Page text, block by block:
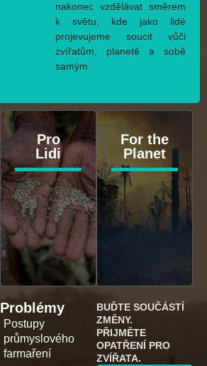
nakonec vzdělávat směrem
k světu, kde jako lidé
projevujeme soucit vůči
zvířatům, planetě a sobě
samým.
Pro
Lidi
For the
Planet
Problémy
Postupy
průmyslového
farmaření
BUĎTE SOUČÁSTÍ
ZMĚNY.
PŘIJMĚTE
OPATŘENÍ PRO
ZVÍŘATA.